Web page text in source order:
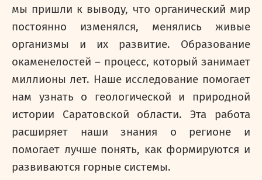
мы пришли к выводу, что органический мир
постоянно изменялся, менялись живые
организмы и их развитие. Образование
окаменелостей – процесс, который занимает
миллионы лет. Наше исследование помогает
нам узнать о геологической и природной
истории Саратовской области. Эта работа
расширяет наши знания о регионе и
помогает лучше понять, как формируются и
развиваются горные системы.